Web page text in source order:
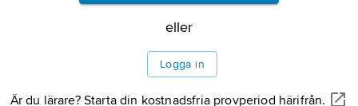
eller
Logga in
Är du lärare? Starta din kostnadsfria provperiod härifrån.